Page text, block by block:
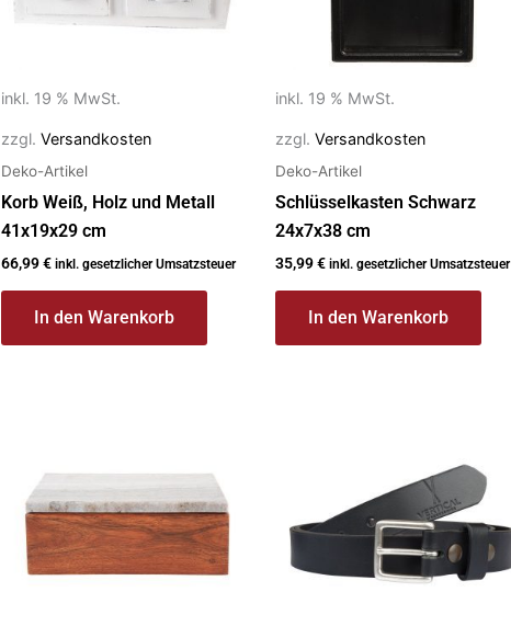
inkl. 19 % MwSt.
zzgl. Versandkosten
Deko-Artikel
Korb Weiß, Holz und Metall
41x19x29 cm
66,99€ inkl. gesetzlicher Umsatzsteuer
In den Warenkorb
inkl. 19 % MwSt.
zzgl. Versandkosten
Deko-Artikel
Schlüsselkasten Schwarz
24x7x38 cm
35,99€ inkl. gesetzlicher Umsatzsteuer
In den Warenkorb
Varianten
auf.